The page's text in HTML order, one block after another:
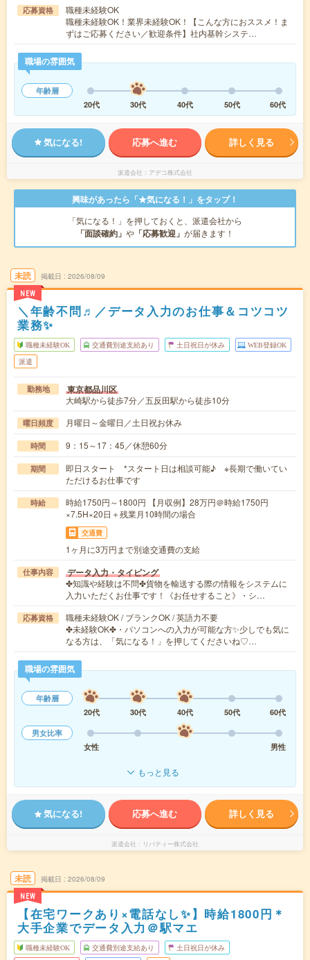
応募資格
職種未経験OK
職種未経験OK！業界未経験OK！【こんな方におススメ！ま
ずはご応募ください／歓迎条件】社内基幹システ…
職場の雰囲気
年齢層
20代
30代 40代 50代 60代
気になる! 応募へ進む 詳しく見る
派遣会社 アデコ株式会社
興味があったら「★気になる！」をタップ！
「気になる！」を押しておくと、派遣会社から
「面談確約」 や 「応募歓迎」 が届きます！
未読
NEW
掲載日 2026/08/09
＼年齢不問♬／データ入力のお仕事＆コツコツ
業務✨
職種未経験OK 交通費別途支給あり 土日祝日が休み WEB登録OK
派遣
勤務地 東京都品川区
大崎駅から徒歩7分／五反田駅から徒歩10分
曜日頻度 月曜日～金曜日／土日祝お休み
時間 9：15～17：45／休憩60分
期間
即日スタート *スタート日は相談可能♪ ※長期で働いてい
ただけるお仕事です
時給
時給1750円～1800円 【月収例】28万円＠時給1750円
×7.5H×20日＋残業月10時間の場合
交通費
1ヶ月に3万円まで別途交通費の支給
仕事内容 データ入力・タイピング
✤知識や経験は不問✤貨物を輸送する際の情報をシステムに
入力いただくお仕事です！《お任せすること》・シ…
応募資格
職種未経験OK / ブランクOK / 英語力不要
✤未経験OK✤・パソコンへの入力が可能な方✨少しでも気に
なる方は、「気になる！」を押してくださいね♡…
職場の雰囲気
年齢層
20代
30代 40代 50代
60代
男女比率
女性
男性
もっと見る
気になる! 応募へ進む 詳しく見る
派遣会社 リバティー株式会社
未読
NEW
掲載日 2026/08/09
【在宅ワークあり×電話なし✨】時給1800円＊
大手企業でデータ入力＠駅マエ
職種未経験OK 交通費別途支給あり 土日祝日が休み